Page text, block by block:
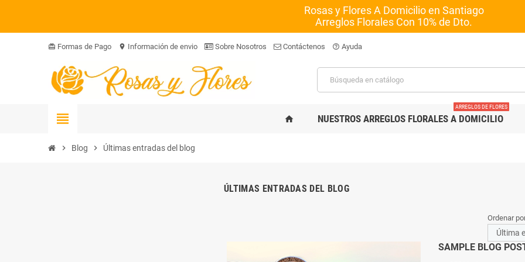
Rosas y Flores A Domicilio en Santiago
Arreglos Florales Con 10% de Dto.
card_giftcard Formas de Pago location_on Información de envio Sobre Nosotros Contáctenos help_outline Ayuda
view_headline home NUESTROS ARREGLOS FLORALES A DOMICILIO
ARREGLOS DE FLORES
chevron_right Blog chevron_right Últimas entradas del blog
ÚLTIMAS ENTRADAS DEL BLOG
Ordenar
SAMPLE BLOG